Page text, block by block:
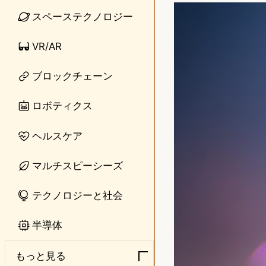
スペーステクノロジー
VR/AR
ブロックチェーン
ロボティクス
ヘルスケア
マルチスピーシーズ
テクノロジーと社会
半導体
もっと見る